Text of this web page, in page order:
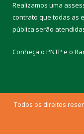
Realizamos uma
contrato que todas as
pública serão
Conheça o PNTP e o
Todos os direitos